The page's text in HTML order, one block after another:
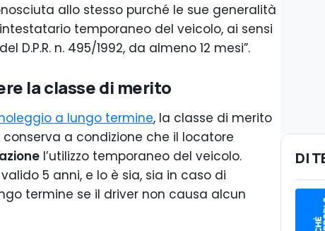
allo stesso purché le sue generalità
temporaneo del veicolo, ai sensi
D.P.R. n. 495/1992, da almeno 12 mesi”.
la classe di merito
a lungo termine, la classe di merito
conserva a condizione che il locatore
l’utilizzo temporaneo del veicolo.
5 anni, e lo è sia, sia in caso di
termine se il driver non causa alcun
DI